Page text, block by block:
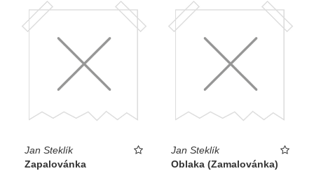
Jan Steklík
Zapalovánka
Jan Steklík
Oblaka (Zamalovánka)